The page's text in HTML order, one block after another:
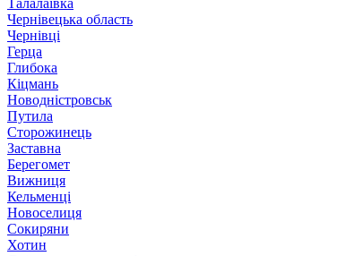
Талалаївка
Чернівецька область
Чернівці
Герца
Глибока
Кіцмань
Новодністровськ
Путила
Сторожинець
Заставна
Берегомет
Вижниця
Кельменці
Новоселиця
Сокиряни
Хотин